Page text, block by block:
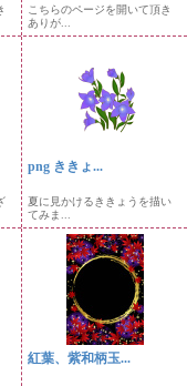
こちらのページを開いて頂き
ありが...
png ききょ...
夏に見かけるききょうを描い
てみま...
紅葉、紫和柄玉...